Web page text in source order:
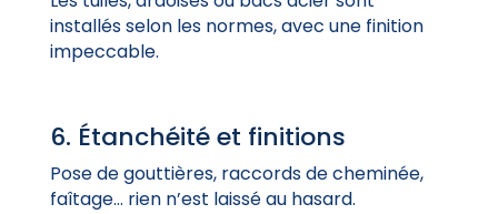
installés selon les normes, avec une finition
impeccable.
6. Étanchéité et finitions
Pose de gouttières, raccords de cheminée,
faîtage… rien n’est laissé au hasard.